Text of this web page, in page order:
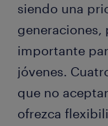
siendo una
generaciones,
importante
jóvenes.
que no
ofrezca